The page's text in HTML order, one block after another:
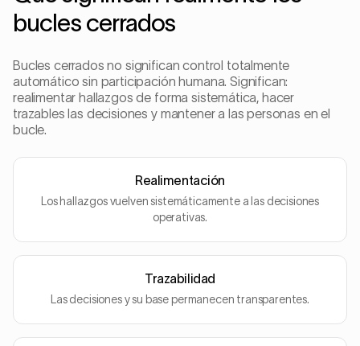
bucles cerrados
Bucles cerrados no significan control totalmente
automático sin participación humana. Significan:
realimentar hallazgos de forma sistemática, hacer
trazables las decisiones y mantener a las personas en el
bucle.
Realimentación
Los hallazgos vuelven sistemáticamente a las decisiones
operativas.
Trazabilidad
Las decisiones y su base permanecen transparentes.